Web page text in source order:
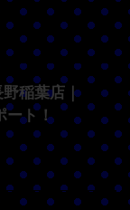
稲葉店｜
ート！